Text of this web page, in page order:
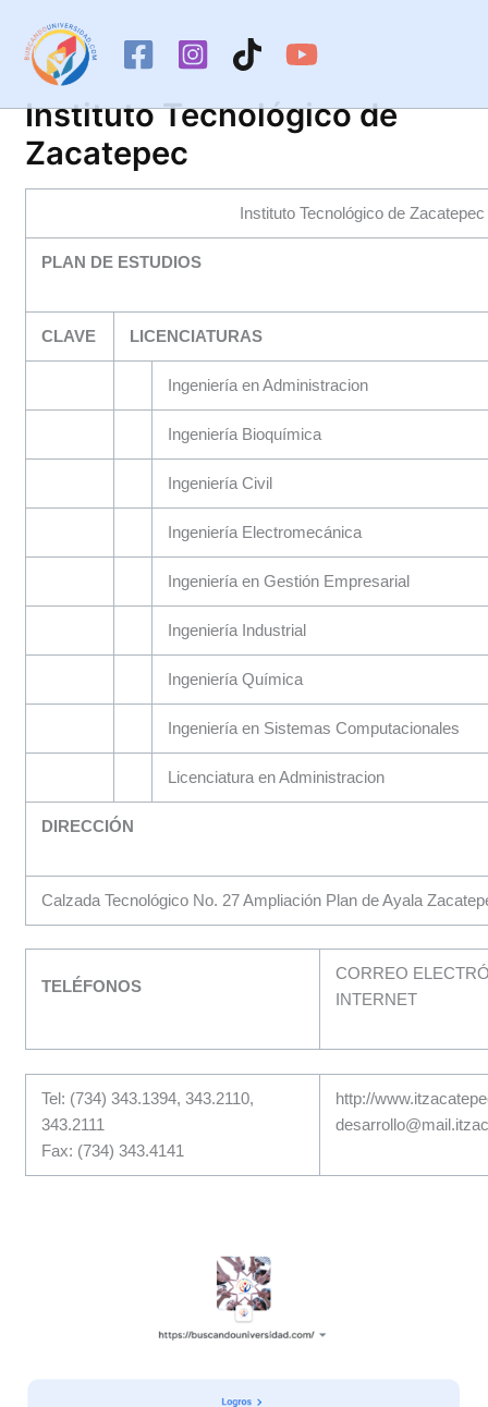
contenido
Instituto Tecnológico de
Zacatepec
Instituto Tecnológico de Zacatepec
PLAN DE ESTUDIOS
CLAVE LICENCIATURAS
Ingeniería en Administracion
Ingeniería Bioquímica
Ingeniería Civil
Ingeniería Electromecánica
Ingeniería en Gestión Empresarial
Ingeniería Industrial
Ingeniería Química
Ingeniería en Sistemas Computacionales
Licenciatura en Administracion
DIRECCIÓN
Calzada Tecnológico No. 27 Ampliación Plan de Ayala
TELÉFONOS
CORREO
INTERNET
Tel: (734) 343.1394, 343.2110,
343.2111
Fax: (734) 343.4141
http://